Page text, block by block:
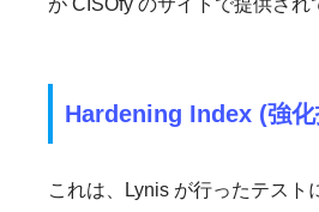
が CISOfy のサイトで提供され
Hardening Index (強化
これは、Lynis が行ったテスト